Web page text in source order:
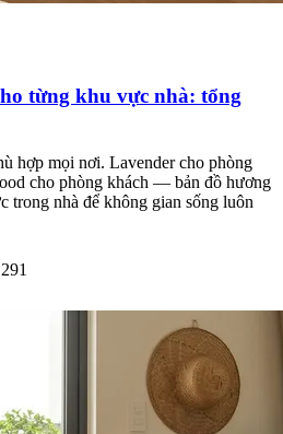
từng khu vực nhà: tổng
hợp mọi nơi. Lavender cho phòng
cho phòng khách — bản đồ hương
trong nhà để không gian sống luôn
291